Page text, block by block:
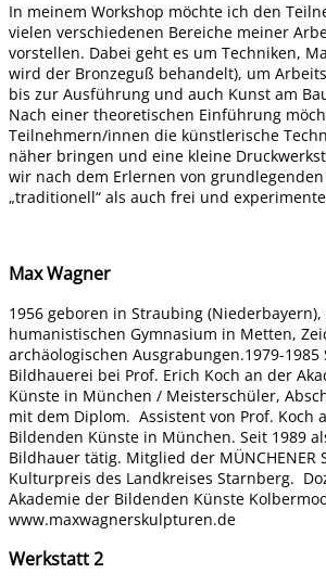
In meinem Workshop möchte ich den
vielen verschiedenen Bereiche meiner
vorstellen. Dabei geht es um Techniken,
wird der Bronzeguß behandelt), um
bis zur Ausführung und auch Kunst am
Nach einer theoretischen Einführung
Teilnehmern/innen die künstlerische
näher bringen und eine kleine
wir nach dem Erlernen von
„traditionell“ als auch frei und
Max Wagner
1956 geboren in Straubing
humanistischen Gymnasium in Metten,
archäologischen Ausgrabungen.1979-
Bildhauerei bei Prof. Erich Koch an der
Künste in München / Meisterschüler,
mit dem Diplom. Assistent von Prof. Koch
Bildenden Künste in München. Seit 1989
Bildhauer tätig. Mitglied der MÜNCHENER
Kulturpreis des Landkreises Starnberg.
Akademie der Bildenden Künste
www.maxwagnerskulpturen.de
Werkstatt 2